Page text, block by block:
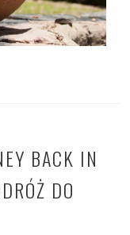
BACK IN
DO